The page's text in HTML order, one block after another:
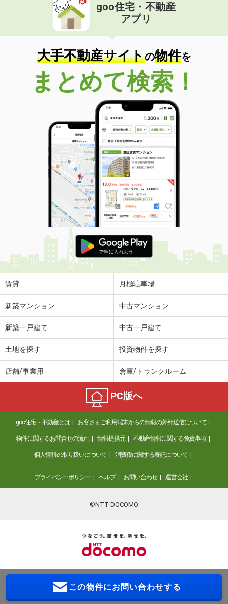
goo住宅・不動産
アプリ
大手不動産サイトの物件を
まとめて検索！
賃貸 月極駐車場
新築マンション 中古マンション
新築一戸建て 中古一戸建て
土地を探す 投資物件を探す
店舗/事業用 倉庫/トランクルーム
PC版へ
goo住宅・不動産とは お客さまご利用端末からの情報の外部送信について
物件に関するお問合せの流れ 情報提供元 不動産情報に関する免責事項
個人情報の取り扱いについて 消費税に関する表記について
プライバシーポリシー ヘルプ お問い合わせ 運営会社
©NTT DOCOMO
この物件にお問い合わせする